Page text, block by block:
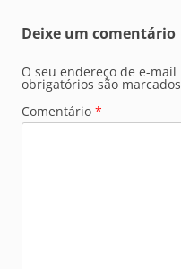
Deixe um comentário
O seu endereço de e-
obrigatórios são
Comentário *